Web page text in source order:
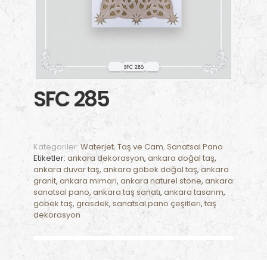
SFC 285
Kategoriler: Waterjet, Taş ve Cam, Sanatsal Pano
Etiketler: ankara dekorasyon, ankara doğal taş,
ankara duvar taş, ankara göbek doğal taş,ankara
granit, ankara mimari, ankara naturel stone, ankara
sanatsal pano, ankara taş sanatı, ankara tasarım,
göbek taş, grasdek, sanatsal pano çeşitleri,taş
dekorasyon